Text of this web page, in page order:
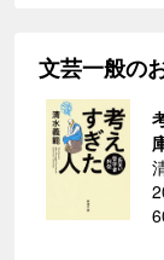
文芸一般の